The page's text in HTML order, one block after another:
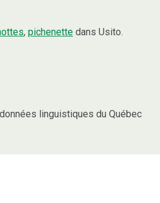
, pichenette dans Usito.
linguistiques du Québec